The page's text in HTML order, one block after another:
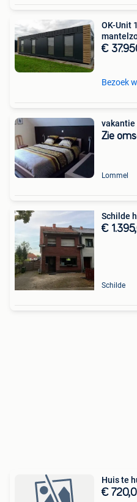
OK-Unit
€
Bezoek
vakantie
Zie
Lommel
Schilde
€
Schilde
Huis te
€